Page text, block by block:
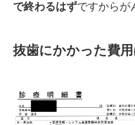
で終わるはずですからが
抜歯にかかった費用